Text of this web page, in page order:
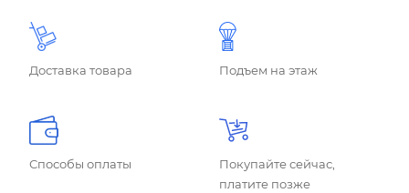
Доставка товара Подъем на этаж
Способы оплаты
Покупайте сейчас,
платите позже